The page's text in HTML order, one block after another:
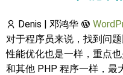
Denis | 邓鸿华
对于程序员来说，找到问
性能优化也是一样，重点
和其他 PHP 程序一样，最